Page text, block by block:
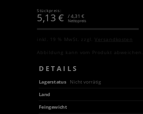
Stückpreis:
5,13€ / 4,31 €
Nettopreis
inkl. 19 % MwSt. zzgl.Versandkosten
Abbildung kann vom Produkt abweichen.
DETAILS
Lagerstatus Nicht vorrätig
Land
Feingewicht